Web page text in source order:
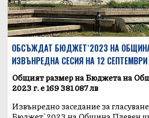
OБСЪЖДАТ БЮДЖЕТ`2023 НА
ИЗВЪНРЕДНА СЕСИЯ НА 12 СЕПТЕМВРИ
Общият размер на Бюджета на
2023 г. е 169 381 087 лв
Извънредно заседание за